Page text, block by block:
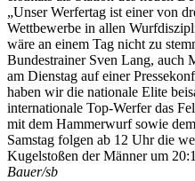
„Unser Werfertag ist einer von
Wettbewerbe in allen
wäre an einem Tag nicht zu
Bundestrainer Sven Lang, auch
am Dienstag auf einer
haben wir die nationale Elite
internationale Top-Werfer das
mit dem Hammerwurf sowie
Samstag folgen ab 12 Uhr die
Kugelstoßen der Männer um
Bauer/sb